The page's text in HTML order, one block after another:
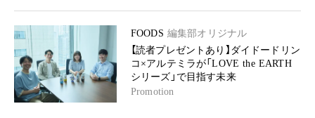
FOODS 編集部オリジナル
【読者プレゼントあり】ダイドードリン
コ×アルテミラが「LOVE the EARTH
シリーズ」で目指す未来
Promotion